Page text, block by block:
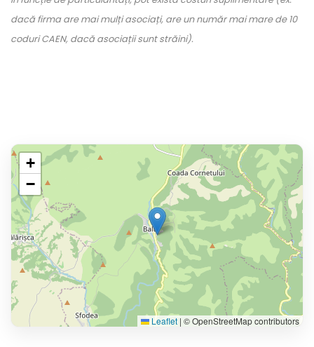
dacă firma are mai mulți asociați, are un număr mai mare de 10
coduri CAEN, dacă asociații sunt străini).
+
−
Leaflet | © OpenStreetMap contributors